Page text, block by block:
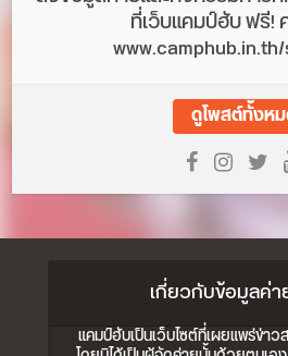
ที่เว็บแคมป์ฮับ ฟรี!
ดูโพสต์ทั้งห
เกี่ยวกับข้อมูลค่
แคมป์ฮับเป็นเว็บไซต์ที่เผยแพร่ข่า